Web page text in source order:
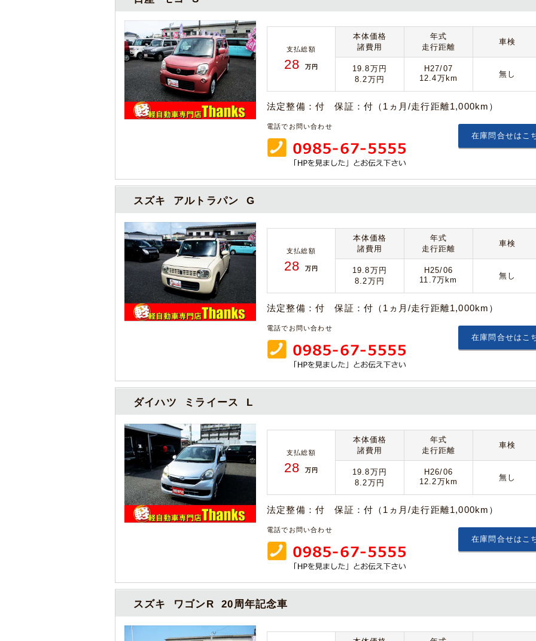
支払総額
28 万円
本体価格
諸費用
年式
走行距離
車検
19.8万円
8.2万円
H27/07
12.4万km
無し
法定整備：付 保証：付（1ヵ月/走行距離1,000km）
在庫問合せはこ
電話でお問い合わせ
スズキ アルトラパン G
支払総額
28 万円
本体価格
諸費用
年式
走行距離
車検
19.8万円
8.2万円
H25/06
11.7万km
無し
法定整備：付 保証：付（1ヵ月/走行距離1,000km）
在庫問合せはこ
電話でお問い合わせ
ダイハツ ミライース L
支払総額
28 万円
本体価格
諸費用
年式
走行距離
車検
19.8万円
8.2万円
H26/06
12.2万km
無し
法定整備：付 保証：付（1ヵ月/走行距離1,000km）
在庫問合せはこ
電話でお問い合わせ
スズキ ワゴンR 20周年記念車